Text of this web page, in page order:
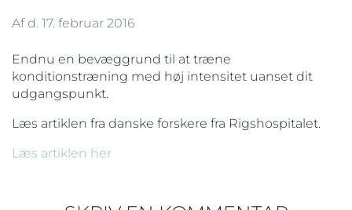
Af d. 17. februar 2016
Endnu en bevæggrund til at træne
konditionstræning med høj intensitet uanset dit
udgangspunkt.
Læs artiklen fra danske forskere fra Rigshospitalet.
Læs artiklen her